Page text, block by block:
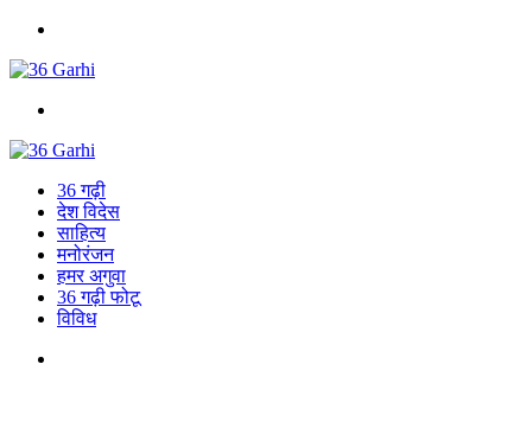
36 गढ़ी
देश विदेस
साहित्य
मनोरंजन
हमर अगुवा
36 गढ़ी फोटू
विविध